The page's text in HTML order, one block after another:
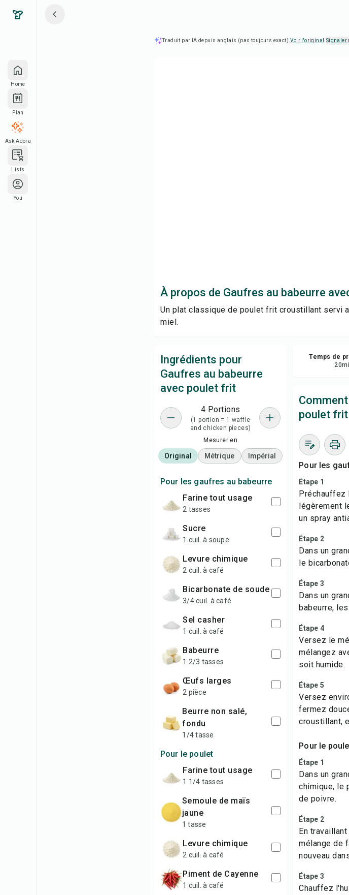
Home
Plan
Ask Adora
Lists
You
Traduit par IA depuis anglais (pas toujours exact).Voir l'original ·Signaler
À propos de Gaufres au babeurre
Un plat classique de poulet frit croustillant servi
miel.
Ingrédients pour
Gaufres au babeurre
avec poulet frit
4 Portions
(1 portion = 1 waffle
and chicken pieces)
Mesurer en
Original Métrique Impérial
Pour les gaufres au babeurre
farine tout usage
2 tasses
sucre
1 cuil. à soupe
levure chimique
2 cuil. à café
bicarbonate de soude
3/4 cuil. à café
sel casher
1 cuil. à café
babeurre
1 2/3 tasses
œufs larges
2 pièce
beurre non salé,
fondu
1/4 tasse
Pour le poulet
farine tout usage
1 1/4 tasses
semoule de maïs
jaune
1 tasse
levure chimique
2 cuil. à café
piment de Cayenne
1 cuil. à café
Temps de
20
poulet frit
Pour les
Étape 1
Préchauffez
légèrement
un spray
Étape 2
Dans un
le
Étape 3
Dans un
babeurre,
Étape 4
Versez le
mélangez
soit humide.
Étape 5
Versez
fermez
croustillant,
Pour le
Étape 1
Dans un
chimique, le
de poivre.
Étape 2
En
mélange de
nouveau
Étape 3
Chauffez